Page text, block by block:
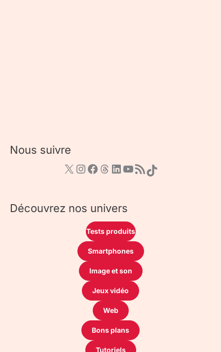
Nous suivre
Découvrez nos univers
Tests produits
Smartphones
Image et son
Jeux vidéo
Web
Bons plans
Tutoriels